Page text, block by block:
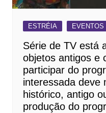
ESTRÉIA EVENTOS
Série de TV está
objetos antigos e
participar do
interessada deve
histórico, antigo
produção do